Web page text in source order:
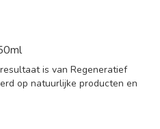
is van Regeneratief
op natuurlijke producten en